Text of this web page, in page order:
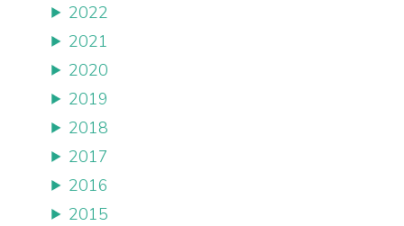
2022
2021
2020
2019
2018
2017
2016
2015